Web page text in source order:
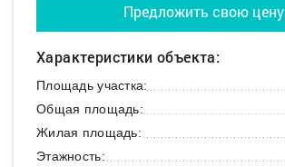
Предложить свою цену
Характеристики объекта:
Площадь участка:
Общая площадь:
Жилая площадь:
Этажность: